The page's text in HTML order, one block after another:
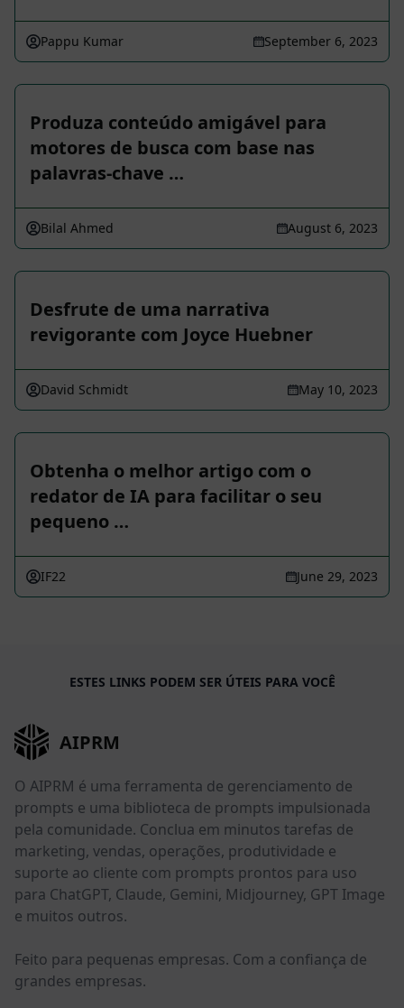
Pappu Kumar September 6, 2023
Produza conteúdo amigável para
motores de busca com base nas
palavras-chave …
Bilal Ahmed August 6, 2023
Desfrute de uma narrativa
revigorante com Joyce Huebner
David Schmidt May 10, 2023
Obtenha o melhor artigo com o
redator de IA para facilitar o seu
pequeno …
IF22 June 29, 2023
ESTES LINKS PODEM SER ÚTEIS PARA VOCÊ
AIPRM
O AIPRM é uma ferramenta de gerenciamento de
prompts e uma biblioteca de prompts impulsionada
pela comunidade. Conclua em minutos tarefas de
marketing, vendas, operações, produtividade e
suporte ao cliente com prompts prontos para uso
para ChatGPT, Claude, Gemini, Midjourney, GPT Image
e muitos outros.
Feito para pequenas empresas. Com a confiança de
grandes empresas.